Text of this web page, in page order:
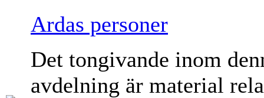
Ardas personer
Det tongivande inom
avdelning är material